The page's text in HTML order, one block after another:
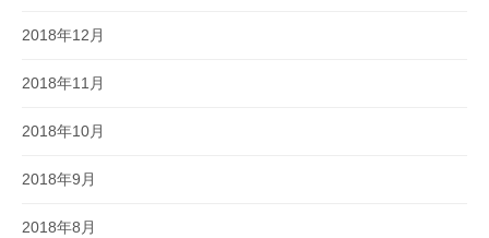
2018年12月
2018年11月
2018年10月
2018年9月
2018年8月